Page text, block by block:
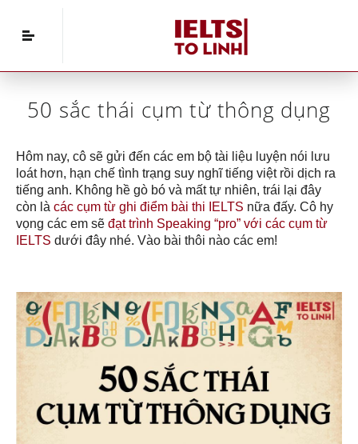
IELTS Speaking»50 sắc thái cụm từ
thông dụng
50 sắc thái cụm từ thông dụng
Hôm nay, cô sẽ gửi đến các em bộ tài liệu luyện nói lưu
loát hơn, hạn chế tình trạng suy nghĩ tiếng việt rồi dịch ra
tiếng anh. Không hề gò bó và mất tự nhiên, trái lại đây
còn là các cụm từ ghi điểm bài thi IELTS nữa đấy. Cô hy
vọng các em sẽ đạt trình Speaking “pro” với các cụm từ
IELTS dưới đây nhé. Vào bài thôi nào các em!